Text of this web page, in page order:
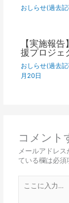
おしらせ(過去
【実施報
援プロジ
おしらせ(過去
月20日
コメント
メールアドレス
ている欄は必須